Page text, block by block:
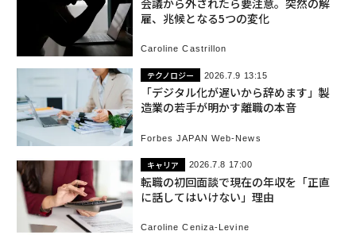
会議から外されたら要注意。突然の解
雇、兆候となる5つの変化
Caroline Castrillon
テクノロジー 2026.7.9 13:15
「デジタル化が遅いから辞めます」製
造業の若手が明かす離職の本音
Forbes JAPAN Web-News
キャリア 2026.7.8 17:00
転職の初回面談で現在の年収を「正直
に話してはいけない」理由
Caroline Ceniza-Levine